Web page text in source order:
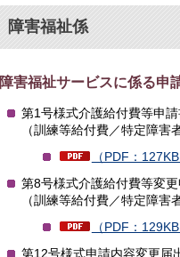
障害福祉係
障害福祉サービスに係る申
第1号様式介護給付費等申請
（訓練等給付費／特定障
（PDF：127KB
第8号様式介護給付費等変更
（訓練等給付費／特定障
（PDF：129KB
第12号様式申請内容変更届